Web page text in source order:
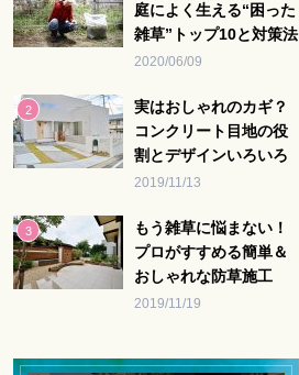
庭によく生える“困った
雑草”トップ10と対策法
2020/06/09
実はおしゃれのカギ？
コンクリート目地の役
割とデザインいろいろ
2019/11/13
もう雑草に悩まない！
プロがすすめる簡単＆
おしゃれな防草施工
2019/11/19